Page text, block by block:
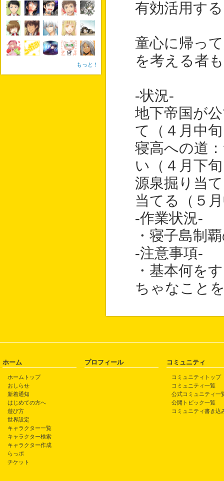
有効活用す
童心に帰っ
を考える者
-状況-
地下帝国が
て（４月中
寝高への道
い（４月下
源泉掘り当
当てる（５
-作業状況-
・寝子島制
-注意事項-
・基本何を
ちゃなこと
もっと！
ホーム
ホームトップ
おしらせ
新着通知
はじめての方へ
遊び方
世界設定
キャラクター一覧
キャラクター検索
キャラクター作成
らっポ
チケット
プロフィール コミュニティ
コミュニティトップ
コミュニティ一覧
公式コミュニティ一
公開トピック一覧
コミュニティ書き込